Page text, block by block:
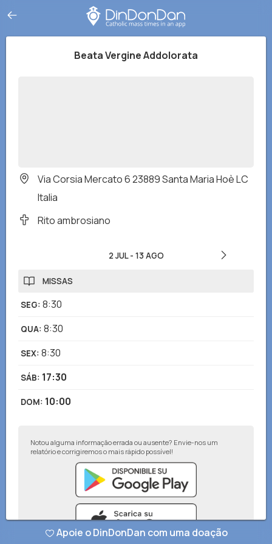
Beata Vergine Addolorata
Via Corsia Mercato 6 23889 Santa Maria Hoè LC
Italia
Rito ambrosiano
2 JUL- 13 AGO
MISSAS
SEG: 8:30
QUA: 8:30
SEX: 8:30
SÁB: 17:30
DOM: 10:00
Notou alguma informação errada ou ausente? Envie-nos um
relatório e corrigiremos o mais rápido possível!
Apoie o DinDonDan com uma doação